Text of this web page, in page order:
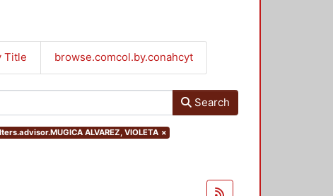
Title browse.comcol.by.conahcyt
Search
ALVAREZ, VIOLETA ×